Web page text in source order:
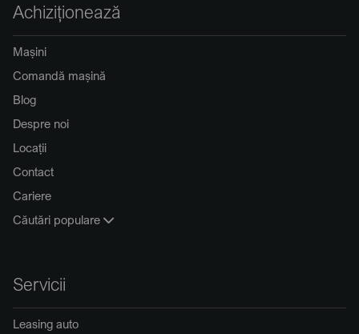
Achiziționează
Mașini
Comandă mașină
Blog
Despre noi
Locații
Contact
Cariere
Căutări populare
Servicii
Leasing auto